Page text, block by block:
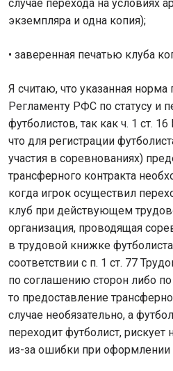
случае перехода на условиях
экземпляра и одна копия);
• заверенная печатью клуба
Я считаю, что указанная норма
Регламенту РФС по статусу и
футболистов, так как ч. 1 ст.
что для регистрации
участия в соревнованиях)
трансферного контракта
когда игрок осуществил
клуб при действующем
организация, проводящая
в трудовой книжке
соответствии с п. 1 ст. 77
по соглашению сторон либо
то предоставление
случае необязательно, а
переходит футболист, рискует
из-за ошибки при оформлении